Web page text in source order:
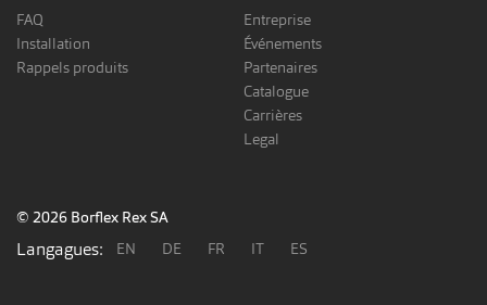
FAQ
Installation
Rappels produits
Entreprise
Événements
Partenaires
Catalogue
Carrières
Legal
© 2026 Borflex Rex SA
Langagues: EN DE FR IT ES